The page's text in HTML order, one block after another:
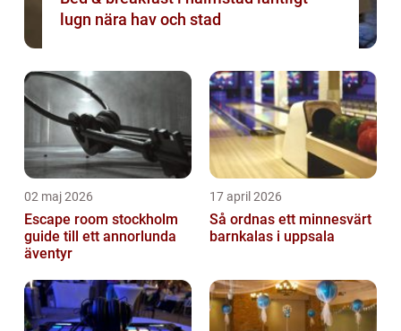
lugn nära hav och stad
02 maj 2026
Escape room stockholm
guide till ett annorlunda
äventyr
17 april 2026
Så ordnas ett minnesvärt
barnkalas i uppsala